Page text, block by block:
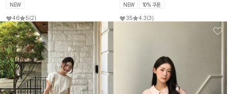
NEW
46 5(2)
NEW 10% 쿠폰
35 4.3(3)